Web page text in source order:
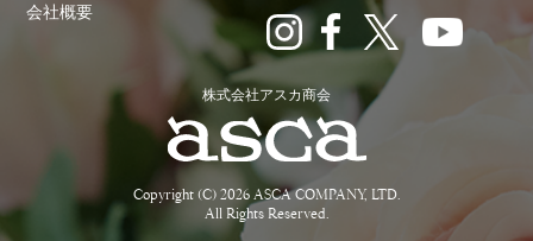
会社概要
株式会社アスカ商会
Copyright (C) 2026 ASCA COMPANY, LTD.
All Rights Reserved.